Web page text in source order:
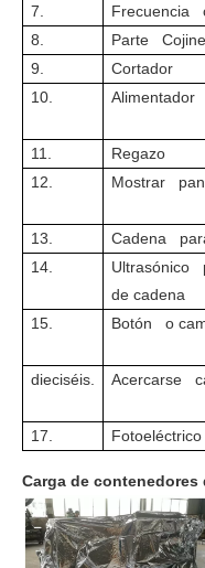
7. Frecuencia
8.
Parte
9.
Cortador
10.
Alimentador
11.
Regazo
12.
Mostrar
13.
Cadena
14.
Ultrasónico
de cadena
15. Botón o
dieciséis.
Acercarse
17.
Carga de contenedores